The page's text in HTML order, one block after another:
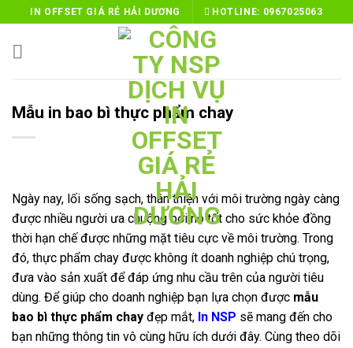
to
content
IN OFFSET GIÁ RẺ HẢI DƯƠNG HOTLINE: 0967025063
Mẫu in bao bì thực phẩm chay
Ngày nay, lối sống sạch, thân thiện với môi trường ngày càng
được nhiều người ưa chuộng bởi nó tốt cho sức khỏe đồng
thời hạn chế được những mặt tiêu cực về môi trường. Trong
đó, thực phẩm chay được không ít doanh nghiệp chú trọng,
đưa vào sản xuất để đáp ứng nhu cầu trên của người tiêu
dùng. Để giúp cho doanh nghiệp bạn lựa chọn được mẫu
bao bì thực phẩm chay đẹp mắt, In NSP sẽ mang đến cho
bạn những thông tin vô cùng hữu ích dưới đây. Cùng theo dõi